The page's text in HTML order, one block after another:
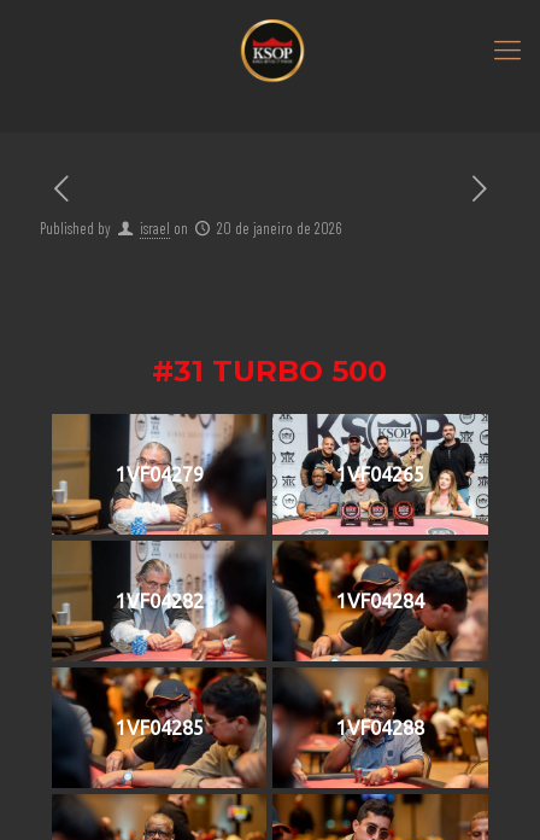
Published by israel on 20 de janeiro de 2026
#31 TURBO 500
1VF04279 1VF04265
1VF04282 1VF04284
1VF04285 1VF04288